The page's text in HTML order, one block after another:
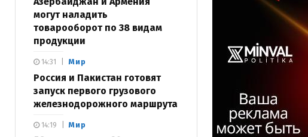
могут наладить
товарооборот по 38 видам
продукции
Мир
Россия и Пакистан готовят
запуск первого грузового
железнодорожного маршрута
14:31
Мир
14:19